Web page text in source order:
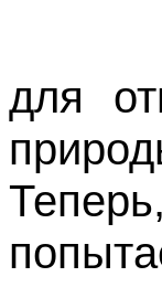
В
для